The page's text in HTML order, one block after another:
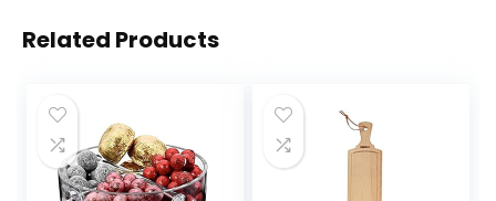
Related Products